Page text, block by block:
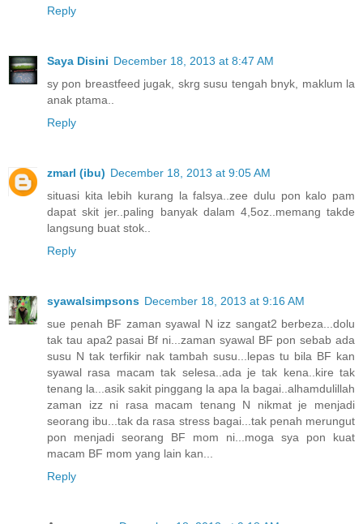
Reply
Saya Disini December 18, 2013 at 8:47 AM
sy pon breastfeed jugak, skrg susu tengah bnyk, maklum la
anak ptama..
Reply
zmarl (ibu) December 18, 2013 at 9:05 AM
situasi kita lebih kurang la falsya..zee dulu pon kalo pam
dapat skit jer..paling banyak dalam 4,5oz..memang takde
langsung buat stok..
Reply
syawalsimpsons December 18, 2013 at 9:16 AM
sue penah BF zaman syawal N izz sangat2 berbeza...dolu
tak tau apa2 pasai Bf ni...zaman syawal BF pon sebab ada
susu N tak terfikir nak tambah susu...lepas tu bila BF kan
syawal rasa macam tak selesa..ada je tak kena..kire tak
tenang la...asik sakit pinggang la apa la bagai..alhamdulillah
zaman izz ni rasa macam tenang N nikmat je menjadi
seorang ibu...tak da rasa stress bagai...tak penah merungut
pon menjadi seorang BF mom ni...moga sya pon kuat
macam BF mom yang lain kan...
Reply